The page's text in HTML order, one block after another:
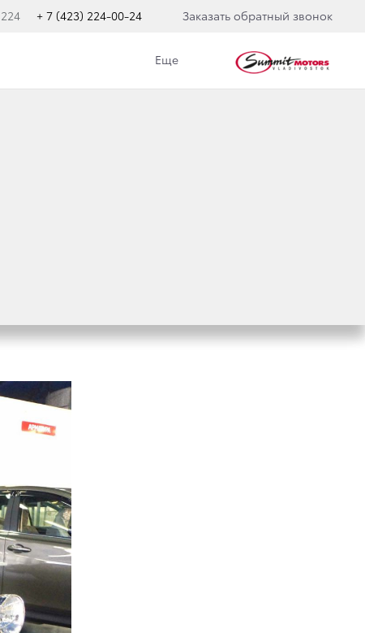
+ 7 (423) 224-00-24 Заказать обратный звонок
Еще
CLASSIC